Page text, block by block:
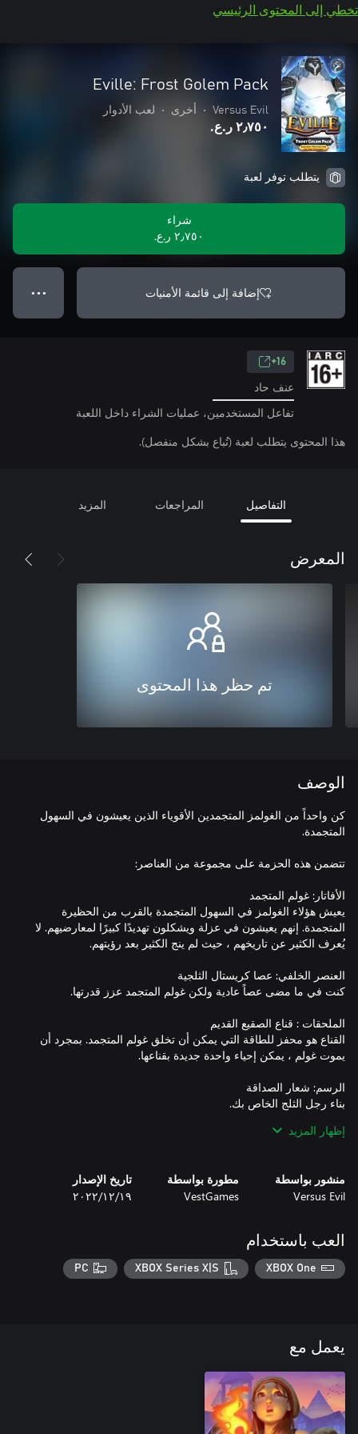
تخطي إلى المحتوى الرئيسي
Eville: Frost Golem Pack
Versus Evil
• أخرى • لعب الأدوار
٢٫٧٥٠ ر.ع.‏
يتطلب توفر لعبة
شراء
٢٫٧٥٠ ر.ع.‏
إضافة إلى قائمة الأمنيات ● ● ●
16+
عنف حاد
تفاعل المستخدمين، عمليات الشراء داخل اللعبة
هذا المحتوى يتطلب لعبة (تُباع بشكل منفصل).
التفاصيل المراجعات المزيد
المعرض
تم حظر هذا المحتوى
الوصف
كن واحداً من الغولمز المتجمدين الأقوياء الذين يعيشون في السهول
يعيش هؤلاء الغولمز في السهول المتجمدة بالقرب من الحظيرة
المتجمدة. إنهم يعيشون في عزلة ويشكلون تهديدًا كبيرًا لمعارضيهم. لا
القناع هو محفز للطاقة التي يمكن أن تخلق غولم المتجمد. بمجرد أن
غير قادر على إسترداد الأموال.
إظهار المزيد
منشور بواسطة
Versus Evil
مطورة بواسطة
VestGames
تاريخ الإصدار
١٩‏/١٢‏/٢٠٢٢
العب باستخدام
XBOX One
XBOX Series X|S
PC
يعمل مع